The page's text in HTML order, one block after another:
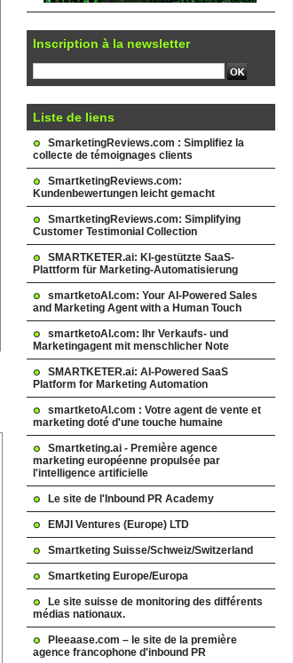
Inscription à la newsletter
Liste de liens
SmarketingReviews.com : Simplifiez la
collecte de témoignages clients
SmartketingReviews.com:
Kundenbewertungen leicht gemacht
SmartketingReviews.com: Simplifying
Customer Testimonial Collection
SMARTKETER.ai: KI-gestützte SaaS-
Plattform für Marketing-Automatisierung
smartketoAI.com: Your AI-Powered Sales
and Marketing Agent with a Human Touch
smartketoAI.com: Ihr Verkaufs- und
Marketingagent mit menschlicher Note
SMARTKETER.ai: AI-Powered SaaS
Platform for Marketing Automation
smartketoAI.com : Votre agent de vente et
marketing doté d'une touche humaine
Smartketing.ai - Première agence
marketing européenne propulsée par
l'intelligence artificielle
Le site de l'Inbound PR Academy
EMJI Ventures (Europe) LTD
Smartketing Suisse/Schweiz/Switzerland
Smartketing Europe/Europa
Le site suisse de monitoring des différents
médias nationaux.
Pleeaase.com – le site de la première
agence francophone d'inbound PR